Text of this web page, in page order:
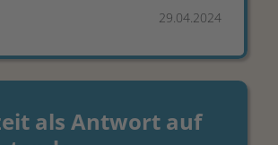
29.04.2024
als Antwort auf